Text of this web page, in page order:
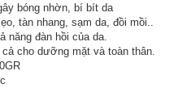
bóng nhờn, bí bít da
tàn nhang, sạm da, đồi mồi..
năng đàn hồi của da.
cho dưỡng mặt và toàn thân.